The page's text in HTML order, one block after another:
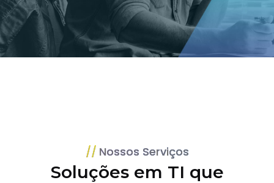
Nossos Serviços
Soluções em TI que